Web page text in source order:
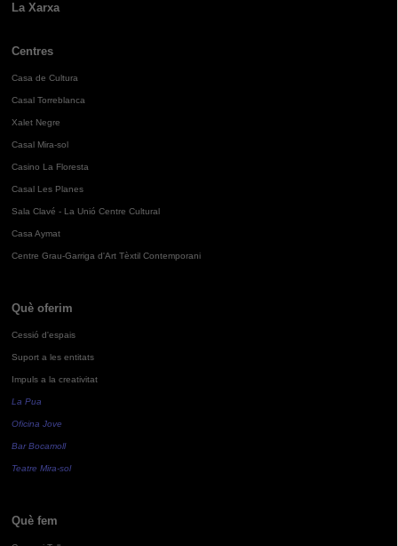
La Xarxa
Centres
Casa de Cultura
Casal Torreblanca
Xalet Negre
Casal Mira-sol
Casino La Floresta
Casal Les Planes
Sala Clavé - La Unió Centre Cultural
Casa Aymat
Centre Grau-Garriga d'Art Tèxtil Contemporani
Què oferim
Cessió d'espais
Suport a les entitats
Impuls a la creativitat
La Pua
Oficina Jove
Bar Bocamoll
Teatre Mira-sol
Què fem